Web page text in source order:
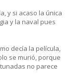
y si acaso la única
y la naval pues
decía la película,
se murió, porque
no parece